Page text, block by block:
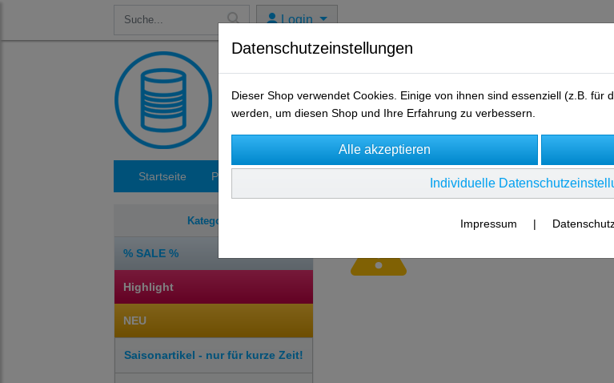
Login
Startseite Produkte Kontakt
Kategorien
% SALE %
Highlight
NEU
Saisonartikel - nur für kurze Zeit!
Datenschutzeinstellungen
Dieser Shop verwendet Cookies. Einige von ihnen sind essenziell (z.B. für
werden, um diesen Shop und Ihre Erfahrung zu verbessern.
Individuelle
Impressum |